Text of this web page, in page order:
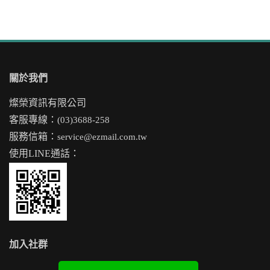
關於我們
燦榮資訊有限公司
客服專線： (03)3688-258
服務信箱： service@ezmail.com.tw
使用LINE通話：
加入社群